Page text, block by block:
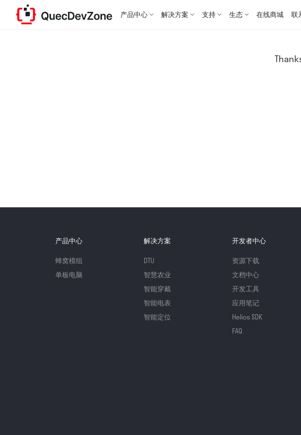
产品中心 解决方案 支持 生态 在线商城 联
产品中心
蜂窝模组
单板电脑
解决方案
DTU
智慧农业
智能穿戴
智能电表
智能定位
开发者中心
资源下载
文档中心
开发工具
应用笔记
Helios SDK
FAQ